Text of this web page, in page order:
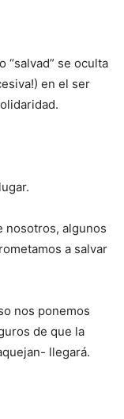
“salvad” se oculta
en el ser
nosotros, algunos
a salvar
nos ponemos
de que la
llegará.